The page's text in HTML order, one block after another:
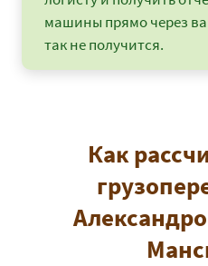
машины прямо через
так не получится.
Как